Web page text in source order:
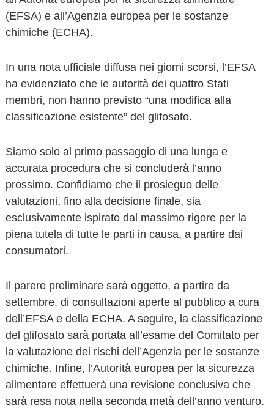
(EFSA) e all’Agenzia europea per le sostanze
chimiche (ECHA).
In una nota ufficiale diffusa nei giorni scorsi, l’EFSA
ha evidenziato che le autorità dei quattro Stati
membri, non hanno previsto “una modifica alla
classificazione esistente” del glifosato.
Siamo solo al primo passaggio di una lunga e
accurata procedura che si concluderà l’anno
prossimo. Confidiamo che il prosieguo delle
valutazioni, fino alla decisione finale, sia
esclusivamente ispirato dal massimo rigore per la
piena tutela di tutte le parti in causa, a partire dai
consumatori.
Il parere preliminare sarà oggetto, a partire da
settembre, di consultazioni aperte al pubblico a cura
dell’EFSA e della ECHA. A seguire, la classificazione
del glifosato sarà portata all’esame del Comitato per
la valutazione dei rischi dell’Agenzia per le sostanze
chimiche. Infine, l’Autorità europea per la sicurezza
alimentare effettuerà una revisione conclusiva che
sarà resa nota nella seconda metà dell’anno venturo.